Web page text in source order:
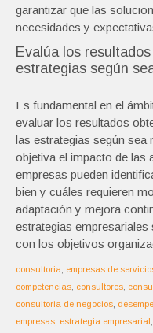
garantizar que las
necesidades y
Evalúa los
estrategias según
Es fundamental en el
evaluar los resultados
las estrategias según sea
objetiva el impacto de las
empresas pueden
bien y cuáles requieren
adaptación y mejora
estrategias
con los objetivos
consultoria empresas de
competencias consultores
consultoria de negocios
empresas estrategia empresarial